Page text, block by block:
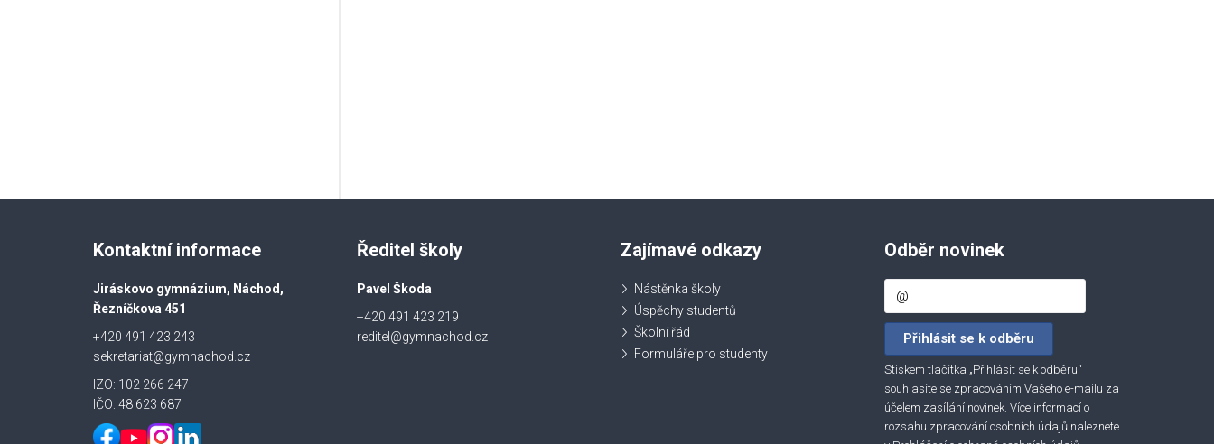
Kontaktní informace
Jiráskovo gymnázium, Náchod,
Řezníčkova 451
+420 491 423 243
sekretariat@gymnachod.cz
IZO: 102 266 247
IČO: 48 623 687
Ředitel školy
Pavel Škoda
+420 491 423 219
reditel@gymnachod.cz
Zajímavé odkazy
Nástěnka školy
Úspěchy studentů
Školní řád
Formuláře pro studenty
Odběr novinek
Stiskem tlačítka „Přihlásit se k odběru“
souhlasíte se zpracováním Vašeho e-mailu za
účelem zasílání novinek. Více informací o
rozsahu zpracování osobních údajů naleznete